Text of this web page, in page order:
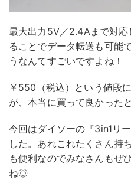
最大出力5V／2.4Aまで対
ることでデータ転送も可能
うなんてすごいですよね！
￥550（税込）という値段
が、本当に買って良かった
今回はダイソーの『3in1リ
した。あれこれたくさん持
も便利なのでみなさんもぜ
ね◎